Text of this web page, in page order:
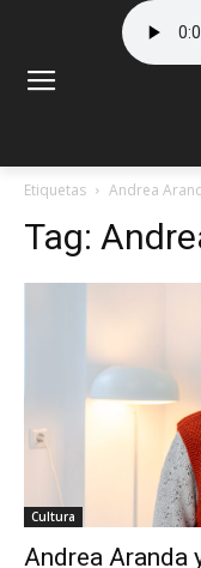
Etiquetas Andrea
Tag:
Cultura
Andrea Aranda